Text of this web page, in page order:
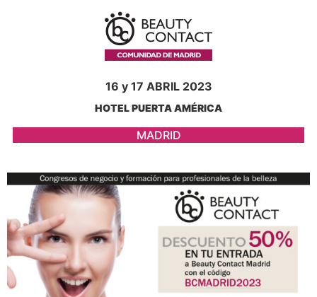
16 y 17 ABRIL 2023
HOTEL PUERTA AMÉRICA
MADRID